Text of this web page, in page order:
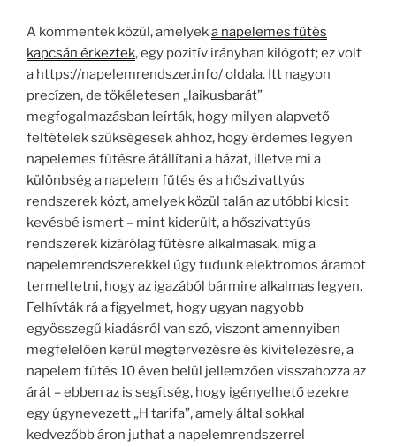
A kommentek közül, amelyeka napelemes fűtés
kapcsán érkeztek, egy pozitív irányban kilógott; ez volt
a https://napelemrendszer.info/ oldala. Itt nagyon
precízen, de tökéletesen „laikusbarát”
megfogalmazásban leírták, hogy milyen alapvető
feltételek szükségesek ahhoz, hogy érdemes legyen
napelemes fűtésre átállítani a házat, illetve mi a
különbség a napelem fűtés és a hőszivattyús
rendszerek közt, amelyek közül talán az utóbbi kicsit
kevésbé ismert – mint kiderült, a hőszivattyús
rendszerek kizárólag fűtésre alkalmasak, míg a
napelemrendszerekkel úgy tudunk elektromos áramot
termeltetni, hogy az igazából bármire alkalmas legyen.
Felhívták rá a figyelmet, hogy ugyan nagyobb
egyösszegű kiadásról van szó, viszont amennyiben
megfelelően kerül megtervezésre és kivitelezésre, a
napelem fűtés 10 éven belül jellemzően visszahozza az
árát – ebben az is segítség, hogy igényelhető ezekre
egy úgynevezett „H tarifa”, amely által sokkal
kedvezőbb áron juthat a napelemrendszerrel